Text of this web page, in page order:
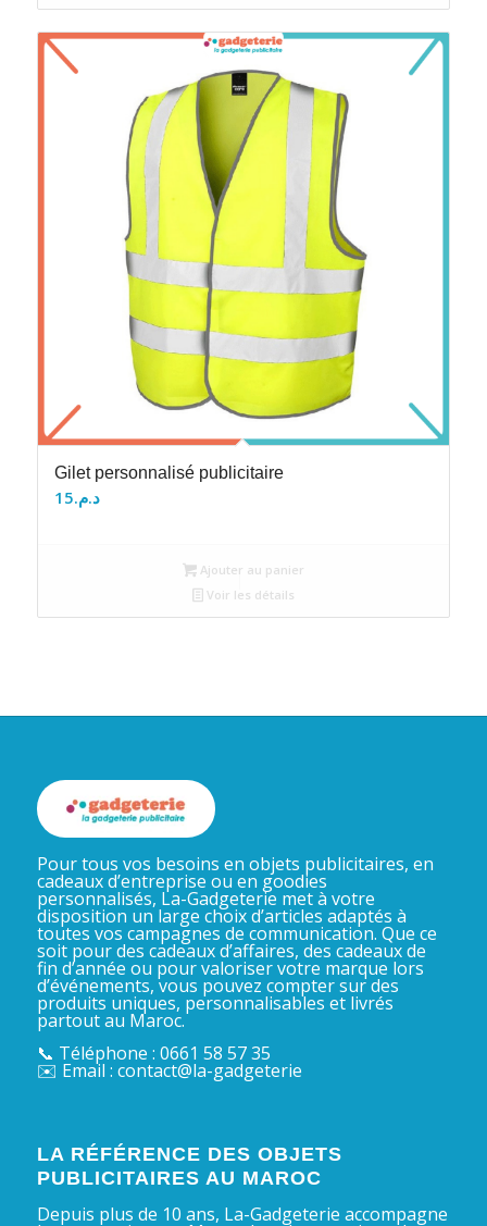
Gilet personnalisé publicitaire
د.م.15
Ajouter au panier
Voir les détails
Pour tous vos besoins en objets publicitaires, en
cadeaux d’entreprise ou en goodies
personnalisés, La-Gadgeterie met à votre
disposition un large choix d’articles adaptés à
toutes vos campagnes de communication. Que ce
soit pour des cadeaux d’affaires, des cadeaux de
fin d’année ou pour valoriser votre marque lors
d’événements, vous pouvez compter sur des
produits uniques, personnalisables et livrés
partout au Maroc.
📞 Téléphone : 0661 58 57 35
✉️ Email : contact@la-gadgeterie
LA RÉFÉRENCE DES OBJETS
PUBLICITAIRES AU MAROC
Depuis plus de 10 ans, La-Gadgeterie accompagne